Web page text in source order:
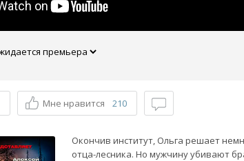
Мне нравится 210
Окончив институт, Ольга решает
отца-лесника. Но мужчину убивают